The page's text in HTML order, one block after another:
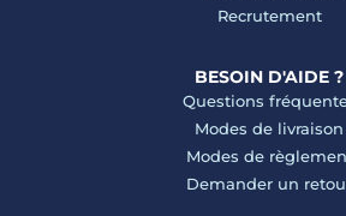
Recrutement
BESOIN D'AIDE ?
Questions
Modes de livraison
Modes de
Demander un